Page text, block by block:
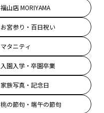
福山店 MORIYAMA
お宮参り・百日祝い
マタニティ
入園入学・卒園卒業
家族写真・記念日
桃の節句・端午の節句